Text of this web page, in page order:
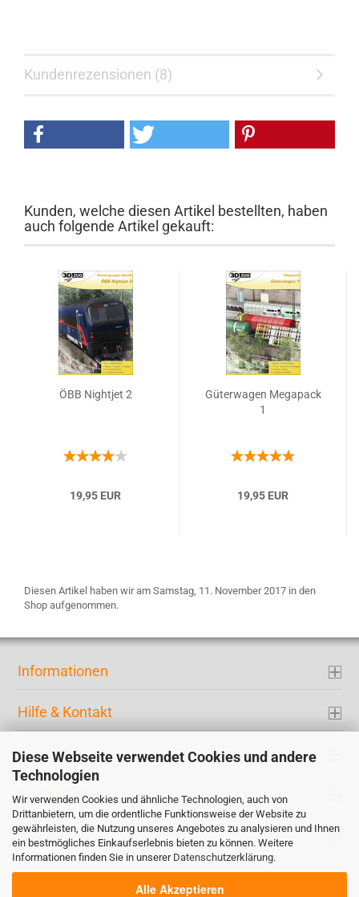
Diese Webseite verwendet Cookies und andere
Technologien
Wir verwenden Cookies und ähnliche Technologien, auch von
Drittanbietern, um die ordentliche Funktionsweise der Website zu
gewährleisten, die Nutzung unseres Angebotes zu analysieren und Ihnen
ein bestmögliches Einkaufserlebnis bieten zu können. Weitere
Informationen finden Sie in unserer Datenschutzerklärung.
Alle Akzeptieren
Kundenrezensionen (8)
Kunden, welche diesen Artikel bestellten, haben
auch folgende Artikel gekauft:
ÖBB Nightjet 2
19,95 EUR
Güterwagen Megapack
1
19,95 EUR
Diesen Artikel haben wir am Samstag, 11. November 2017 in den
Shop aufgenommen.
Informationen
Hilfe & Kontakt
Ihr Konto
Kontaktdaten
Zahlung